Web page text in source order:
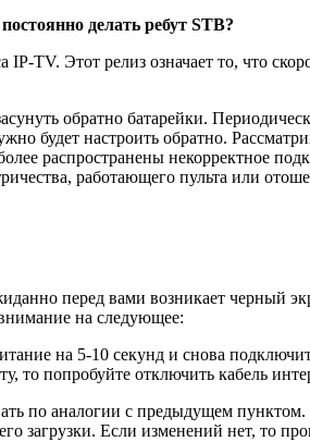
делать ребут STB?
IP-TV. Этот релиз означает то, что
обратно батарейки.
будет настроить обратно.
распространены некорректное
работающего пульта или
перед вами возникает черный
на следующее:
на 5-10 секунд и снова
то попробуйте отключить кабель
по аналогии с предыдущем
загрузки. Если изменений нет, то